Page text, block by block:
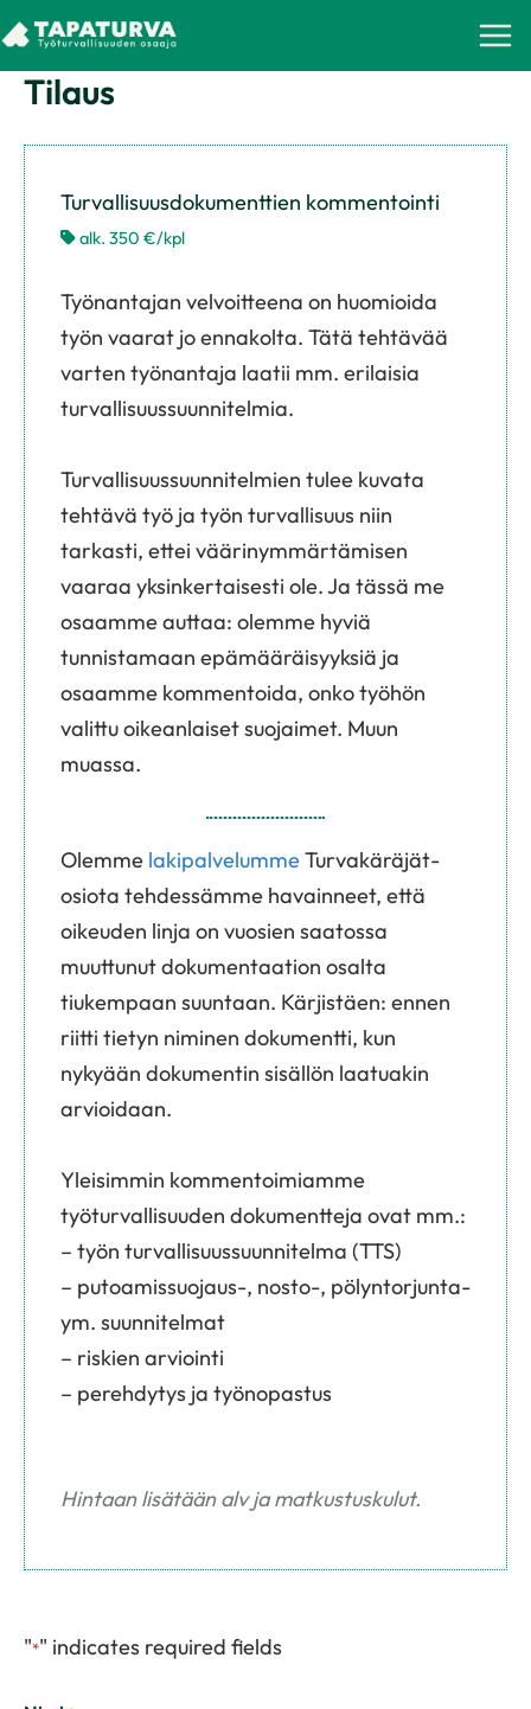
Skip
to
content
Tilaus
Turvallisuusdokumenttien kommentointi
alk. 350 €/kpl
Työnantajan velvoitteena on huomioida
työn vaarat jo ennakolta. Tätä tehtävää
varten työnantaja laatii mm. erilaisia
turvallisuussuunnitelmia.
Turvallisuussuunnitelmien tulee kuvata
tehtävä työ ja työn turvallisuus niin
tarkasti, ettei väärinymmärtämisen
vaaraa yksinkertaisesti ole. Ja tässä me
osaamme auttaa: olemme hyviä
tunnistamaan epämääräisyyksiä ja
osaamme kommentoida, onko työhön
valittu oikeanlaiset suojaimet. Muun
muassa.
Olemme lakipalvelummeTurvakäräjät-
osiota tehdessämme havainneet, että
oikeuden linja on vuosien saatossa
muuttunut dokumentaation osalta
tiukempaan suuntaan. Kärjistäen: ennen
riitti tietyn niminen dokumentti, kun
nykyään dokumentin sisällön laatuakin
arvioidaan.
Yleisimmin kommentoimiamme
työturvallisuuden dokumentteja ovat mm.:
– työn turvallisuussuunnitelma (TTS)
– putoamissuojaus-, nosto-, pölyntorjunta-
ym. suunnitelmat
– riskien arviointi
– perehdytys ja työnopastus
Hintaan lisätään alvjamatkustuskulut.
"*" indicates required fields